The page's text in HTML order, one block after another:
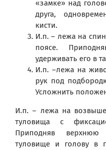
«замке» над
друга,
кисти.
И.п. – лежа на
поясе.
удерживать его в
И.п. –лежа на
рук под
Усложнить
И.п. – лежа на
туловища с
Приподняв верхнюю
туловище и голову в